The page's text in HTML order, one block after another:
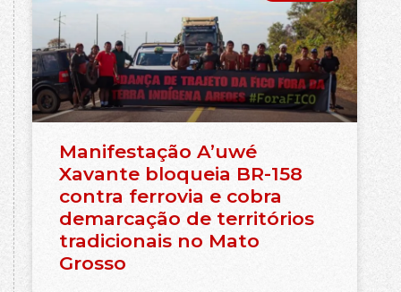
Manifestação A’uwé
Xavante bloqueia BR-158
contra ferrovia e cobra
demarcação de territórios
tradicionais no Mato
Grosso